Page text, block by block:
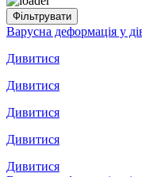
Варусна деформація у
Дивитися
Дивитися
Дивитися
Дивитися
Дивитися